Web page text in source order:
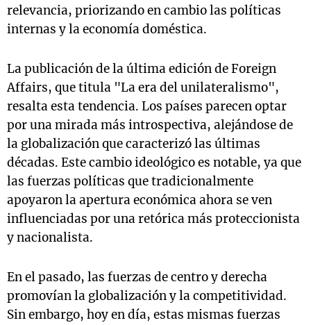
relevancia, priorizando en cambio las políticas
internas y la economía doméstica.
La publicación de la última edición de Foreign
Affairs, que titula "La era del unilateralismo",
resalta esta tendencia. Los países parecen optar
por una mirada más introspectiva, alejándose de
la globalización que caracterizó las últimas
décadas. Este cambio ideológico es notable, ya que
las fuerzas políticas que tradicionalmente
apoyaron la apertura económica ahora se ven
influenciadas por una retórica más proteccionista
y nacionalista.
En el pasado, las fuerzas de centro y derecha
promovían la globalización y la competitividad.
Sin embargo, hoy en día, estas mismas fuerzas